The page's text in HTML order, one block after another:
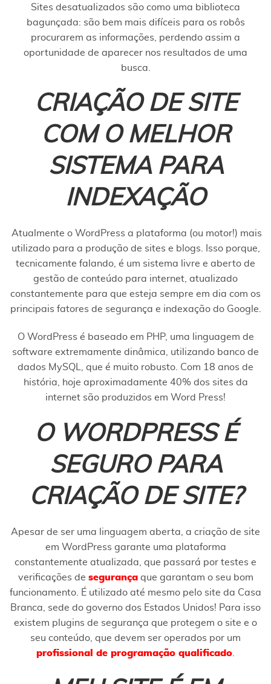
Sites desatualizados são como uma biblioteca
bagunçada: são bem mais difíceis para os robôs
procurarem as informações, perdendo assim a
oportunidade de aparecer nos resultados de uma
busca.
CRIAÇÃO DE SITE
COM O MELHOR
SISTEMA PARA
INDEXAÇÃO
Atualmente o WordPress a plataforma (ou motor!) mais
utilizado para a produção de sites e blogs. Isso porque,
tecnicamente falando, é um sistema livre e aberto de
gestão de conteúdo para internet, atualizado
constantemente para que esteja sempre em dia com os
principais fatores de segurança e indexação do Google.
O WordPress é baseado em PHP, uma linguagem de
software extremamente dinâmica, utilizando banco de
dados MySQL, que é muito robusto. Com 18 anos de
história, hoje aproximadamente 40% dos sites da
internet são produzidos em Word Press!
O WORDPRESS É
SEGURO PARA
CRIAÇÃO DE SITE?
Apesar de ser uma linguagem aberta, a criação de site
em WordPress garante uma plataforma
constantemente atualizada, que passará por testes e
verificações de segurançaque garantam o seu bom
funcionamento. É utilizado até mesmo pelo site da Casa
Branca, sede do governo dos Estados Unidos! Para isso
existem plugins de segurança que protegem o site e o
seu conteúdo, que devem ser operados por um
profissional de programação qualificado